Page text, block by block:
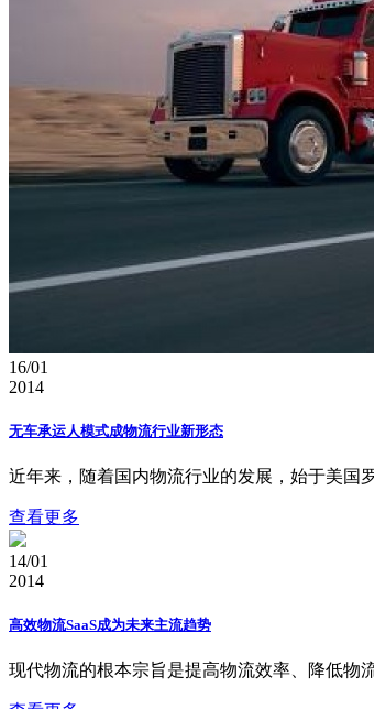
16/01
2014
无车承运人模式成物流行业新形态
近年来，随着国内物流行业的发展，始于美国
查看更多
14/01
2014
高效物流SaaS成为未来主流趋势
现代物流的根本宗旨是提高物流效率、降低物